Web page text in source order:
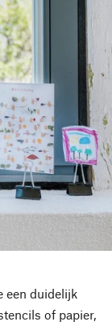
een duidelijk
of papier,